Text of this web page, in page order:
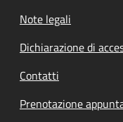
Note legali
Dichiarazione di
Contatti
Prenotazione